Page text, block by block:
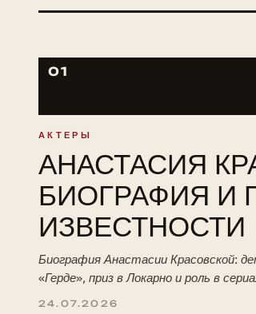
01
АКТЕРЫ
АНАСТАСИЯ
БИОГРАФИЯ И
ИЗВЕСТНОСТИ
Биография Анастасии Красовской:
«Герде», приз в Локарно и роль в
24.07.2026